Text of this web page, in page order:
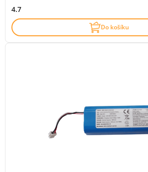
4.7
Do košíku